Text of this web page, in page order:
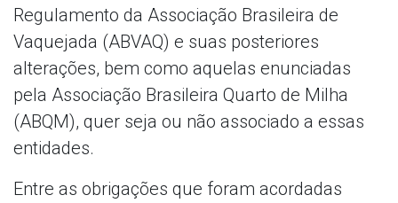
Regulamento da Associação Brasileira de
Vaquejada (ABVAQ) e suas posteriores
alterações, bem como aquelas enunciadas
pela Associação Brasileira Quarto de Milha
(ABQM), quer seja ou não associado a essas
entidades.
Entre as obrigações que foram acordadas